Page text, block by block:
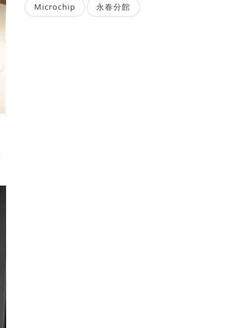
Microchip 永春分館